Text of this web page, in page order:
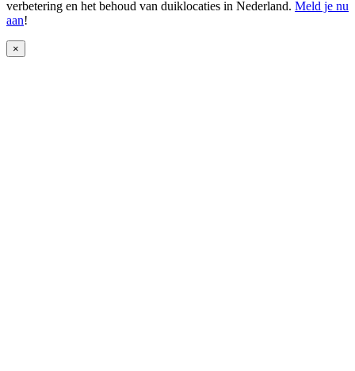
verbetering en het behoud van duiklocaties in Nederland. Meld je nu
aan!
×